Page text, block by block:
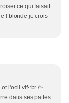
ce qui faisait
! blonde je crois
l'oeil vif<br />
dans ses pattes